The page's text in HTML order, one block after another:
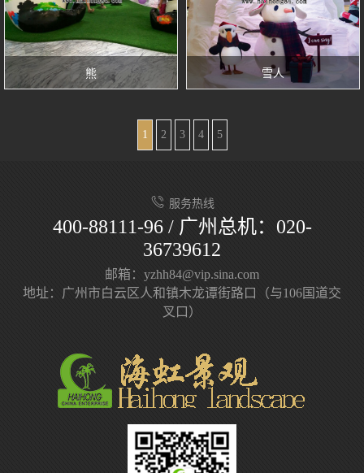
熊 雪人
1 2 3 4 5
服务热线
400-88111-96 / 广州总机：020-
36739612
邮箱：yzhh84@vip.sina.com
地址：广州市白云区人和镇木龙谭街路口（与106国道交
叉口）